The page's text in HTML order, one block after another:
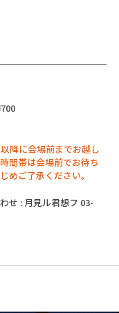
降に会場前までお越し
間帯は会場前でお待ち
めご了承ください。
せ : 月見ル君想フ 03-